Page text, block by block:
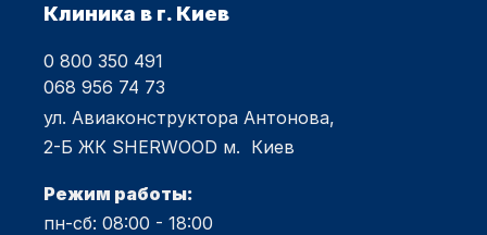
Клиника в г. Киев
0 800 350 491
068 956 74 73
ул. Авиаконструктора Антонова,
2-Б ЖК SHERWOOD м. Киев
Режим работы:
пн-сб: 08:00 - 18:00